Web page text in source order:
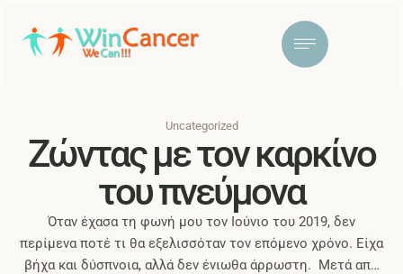
Uncategorized
Ζώντας με τον καρκίνο
του πνεύμονα
Όταν έχασα τη φωνή μου τον Ιούνιο του 2019, δεν
περίμενα ποτέ τι θα εξελισσόταν τον επόμενο χρόνο. Είχα
βήχα και δύσπνοια, αλλά δεν ένιωθα άρρωστη. Μετά από